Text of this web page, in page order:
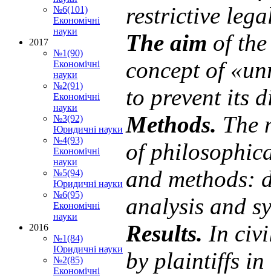
restrictive
The aіm of
concept of«
to prevent its
Methods. The
of
and methods:
analysis and
Results. In
by plaintiffs in
№6(101)
Економічні
науки
2017
№1(90)
Економічні
науки
№2(91)
Економічні
науки
№3(92)
Юридичні науки
№4(93)
Економічні
науки
№5(94)
Юридичні науки
№6(95)
Економічні
науки
2016
№1(84)
Юридичні науки
№2(85)
Економічні